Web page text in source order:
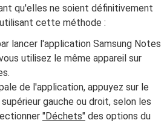
qu'elles ne soient définitivement
cette méthode :
lancer l'application Samsung Notes
utilisez le même appareil sur
de l'application, appuyez sur le
gauche ou droit, selon les
"Déchets" des options du